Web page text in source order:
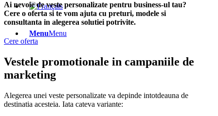
MenuMenu
Ai nevoie de veste personalizate pentru business-ul tau?
Cere o oferta si te vom ajuta cu preturi, modele si
consultanta in alegerea solutiei potrivite.
Cere oferta
Vestele promotionale in campaniile de
marketing
Alegerea unei veste personalizate va depinde intotdeauna de
destinatia acesteia. Iata cateva variante: